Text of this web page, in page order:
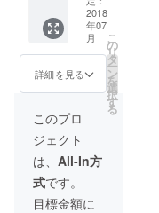
によっ
て数に
限りあ
ります
色はご
希望に
い可能
性があ
りま
す。サ
イズは
ご希望
通りに
任意と
なりま
す。必
ずしも
の色に
はなり
のであ
らかじ
めご了
承くだ
発送は
2018年
者 他
豪華ゲ
スト出
演者に
よる
ション
ダンス
＆
ショー
（ビー
ル、ワ
江さん
との記
念写真
⑧シェ
ムリ
フラッ
ゴ掲載
（100本
予定）
※上記⑧
の特典
ド、サ
イン入
りフラ
イ
ヤー）
ディ
ナーで
のVIP
テーブ
ルにて
堀江貴
文&猫ひ
宿泊込
トーク
セッ
ション
後
20:30〜
22:30ダ
ンス＆
ショー
パー
ティで
のVIP
テーブ
2018
年07
月
詳細を見る
こ
の
リ
タ
ー
ン
を
選
択
す
る
このプロ
ジェクト
は、 All-In方
式です。
目標金額に